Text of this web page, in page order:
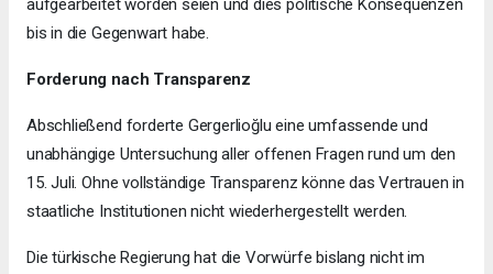
aufgearbeitet worden seien und dies politische Konsequenzen
bis in die Gegenwart habe.
Forderung nach Transparenz
Abschließend forderte Gergerlioğlu eine umfassende und
unabhängige Untersuchung aller offenen Fragen rund um den
15. Juli. Ohne vollständige Transparenz könne das Vertrauen in
staatliche Institutionen nicht wiederhergestellt werden.
Die türkische Regierung hat die Vorwürfe bislang nicht im